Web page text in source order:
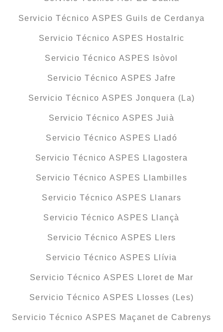
Servicio Técnico ASPES Guils de Cerdanya
Servicio Técnico ASPES Hostalric
Servicio Técnico ASPES Isòvol
Servicio Técnico ASPES Jafre
Servicio Técnico ASPES Jonquera (La)
Servicio Técnico ASPES Juià
Servicio Técnico ASPES Lladó
Servicio Técnico ASPES Llagostera
Servicio Técnico ASPES Llambilles
Servicio Técnico ASPES Llanars
Servicio Técnico ASPES Llançà
Servicio Técnico ASPES Llers
Servicio Técnico ASPES Llívia
Servicio Técnico ASPES Lloret de Mar
Servicio Técnico ASPES Llosses (Les)
Servicio Técnico ASPES Maçanet de Cabrenys